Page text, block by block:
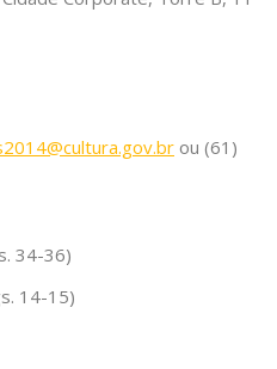
ou (61)
34-36)
14-15)